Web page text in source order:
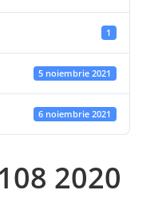
1
5 noiembrie 2021
6 noiembrie 2021
2020